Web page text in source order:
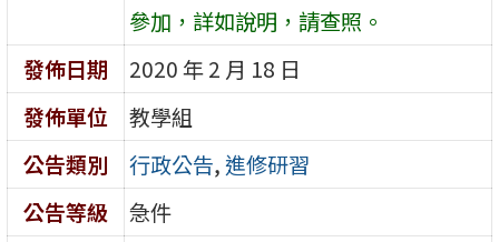
參加，詳如說明，請查照。
發佈日期
2020 年 2 月 18 日
發佈單位
教學組
公告類別
行政公告,進修研習
公告等級
急件